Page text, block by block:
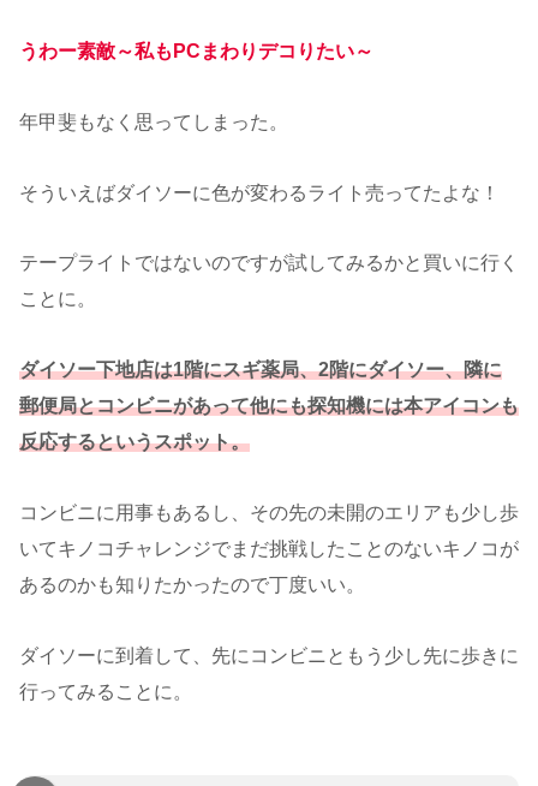
うわー素敵～私もPCまわりデコりたい～
年甲斐もなく思ってしまった。
そういえばダイソーに色が変わるライト売ってたよな！
テープライトではないのですが試してみるかと買いに行く
ことに。
ダイソー下地店は1階にスギ薬局、2階にダイソー、隣に
郵便局とコンビニがあって他にも探知機には本アイコンも
反応するというスポット。
コンビニに用事もあるし、その先の未開のエリアも少し歩
いてキノコチャレンジでまだ挑戦したことのないキノコが
あるのかも知りたかったので丁度いい。
ダイソーに到着して、先にコンビニともう少し先に歩きに
行ってみることに。